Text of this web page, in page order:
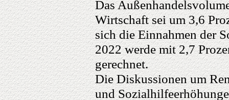
Das
Wirtschaft sei um 3,6
sich die Einnahmen der
2022 werde mit 2,7
gerechnet.
Die Diskussionen um
und